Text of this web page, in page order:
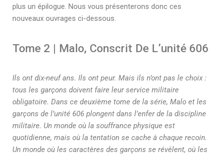
plus un épilogue. Nous vous présenterons donc ces
nouveaux ouvrages ci-dessous.
Tome 2 | Malo, Conscrit De L’unité 606
Ils ont dix-neuf ans. Ils ont peur. Mais ils n’ont pas le choix :
tous les garçons doivent faire leur service militaire
obligatoire. Dans ce deuxième tome de la série, Malo et les
garçons de l’unité 606 plongent dans l’enfer de la discipline
militaire. Un monde où la souffrance physique est
quotidienne, mais où la tentation se cache à chaque recoin.
Un monde où les caractères des garçons se révèlent, où les